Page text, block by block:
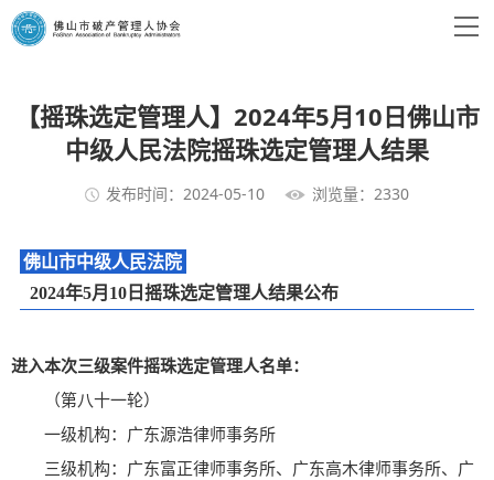
【摇珠选定管理人】2024年5月10日佛山市
中级人民法院摇珠选定管理人结果
发布时间：2024-05-10 浏览量：2330
佛山市中级人民法院
2024年5月10日摇珠选定管理人结果公布
进入本次三级案件摇珠选定管理人名单：
（第八十一轮）
一级机构：广东源浩律师事务所
三级机构：广东富正律师事务所、广东高木律师事务所、广